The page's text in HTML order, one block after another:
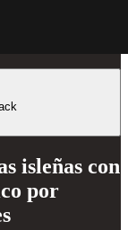
isleñas con
por